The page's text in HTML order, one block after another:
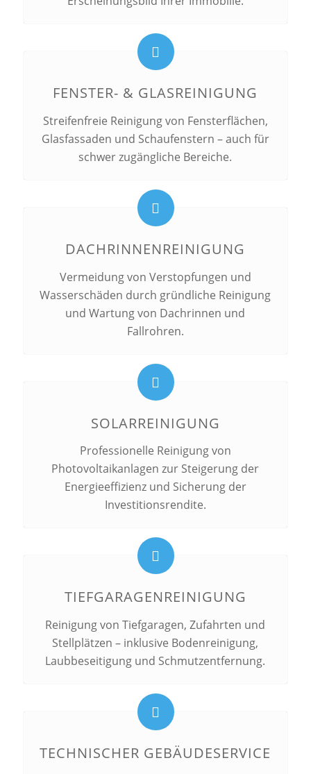
FENSTER- & GLASREINIGUNG
Streifenfreie Reinigung von Fensterflächen,
Glasfassaden und Schaufenstern – auch für
schwer zugängliche Bereiche.
DACHRINNENREINIGUNG
Vermeidung von Verstopfungen und
Wasserschäden durch gründliche Reinigung
und Wartung von Dachrinnen und
Fallrohren.
SOLARREINIGUNG
Professionelle Reinigung von
Photovoltaikanlagen zur Steigerung der
Energieeffizienz und Sicherung der
Investitionsrendite.
TIEFGARAGENREINIGUNG
Reinigung von Tiefgaragen, Zufahrten und
Stellplätzen – inklusive Bodenreinigung,
Laubbeseitigung und Schmutzentfernung.
TECHNISCHER GEBÄUDESERVICE